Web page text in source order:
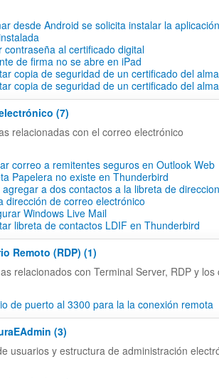
desde Android se solicita instalar la
contraseña al certificado digital
de firma no se abre en iPad
copia de seguridad de un certificado del
copia de seguridad de un certificado del
(7)
relacionadas con el correo electrónico
correo a remitentes seguros en Outlook Web
Papelera no existe en Thunderbird
agregar a dos contactos a la libreta de
dirección de correo electrónico
Windows Live Mail
libreta de contactos LDIF en Thunderbird
Remoto (RDP) (1)
relacionados con Terminal Server, RDP y los
de puerto al 3300 para la la conexión remota
(3)
usuarios y estructura de administración